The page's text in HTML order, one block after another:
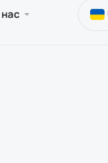
MetaTrader 5
Статті про
Юридична
Юридичні